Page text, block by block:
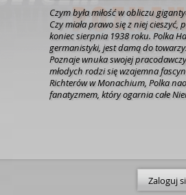
Czym była miłość w obliczu
Czy miała prawo się z niej cieszyć,
koniec sierpnia 1938 roku. Polka
germanistyki, jest damą do
Poznaje wnuka swojej
młodych rodzi się wzajemna
Richterów w Monachium, Polka
fanatyzmem, który ogarnia całe Niemcy. Na tle rosnącego w siłę
niechybnej wojny w Europie,
książek, jakie czytałam. To będzie
Zaloguj